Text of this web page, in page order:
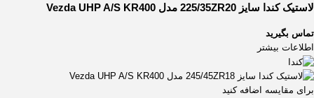
لاستیک کندا سایز 225/35ZR20 مدل Vezda UHP A/S KR400
تماس بگیرید
اطلاعات بیشتر
برای مقایسه اضافه کنید